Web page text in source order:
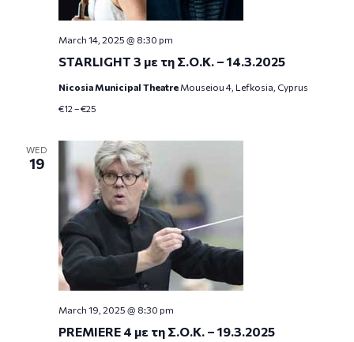
STARLIGHT 3 με τη Σ.Ο.Κ. – 14.3.2025
March 14, 2025 @ 8:30 pm
Nicosia Municipal Theatre Mouseiou 4, Lefkosia, Cyprus
€12 – €25
WED
19
PREMIERE 4 με τη Σ.Ο.Κ. – 19.3.2025
March 19, 2025 @ 8:30 pm